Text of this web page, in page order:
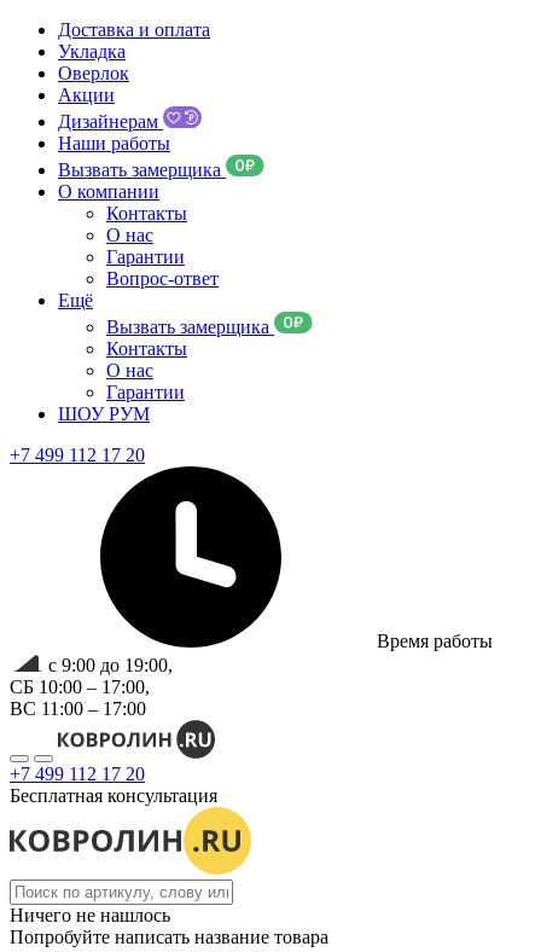
Доставка и оплата
Укладка
Оверлок
Акции
Дизайнерам
Наши работы
Вызвать замерщика
О компании
Контакты
О нас
Гарантии
Вопрос-ответ
Ещё
Вызвать замерщика
Контакты
О нас
Гарантии
ШОУ РУМ
+7 499 112 17 20
Время работы
с 9:00 до 19:00,
СБ 10:00 – 17:00,
ВС 11:00 – 17:00
+7 499 112 17 20
Бесплатная консультация
Ничего не нашлось
Попробуйте написать название товара